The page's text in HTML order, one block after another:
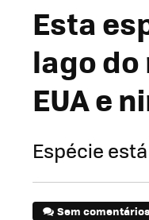
Esta
lago
EUA e
Espécie
Sem comentários